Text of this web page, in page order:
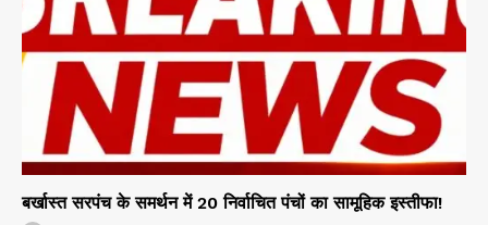
बर्खास्त सरपंच के समर्थन में 20 निर्वाचित पंचों का सामूहिक इस्तीफा!